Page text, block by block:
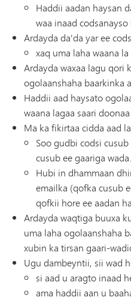
Haddii aadan haysan
waa inaad
Ardayda da'da yar ee
xaq uma laha waana
Ardayda waxaa lagu qori
ogolaanshaha baarkinka
Haddii aad haysato
waana lagaa saari
Ma ka fikirtaa cidda aad
Soo gudbi codsi
cusub ee gaariga wada.
Hubi in dhammaan
emailka (qofka cusub
qofkii hore ee aadan
Ardayda waqtiga buuxa
uma laha ogolaanshaha
xubin ka tirsan gaari-
Ugu dambeyntii, sii wad
si aad u aragto inaad
ama haddii aan u